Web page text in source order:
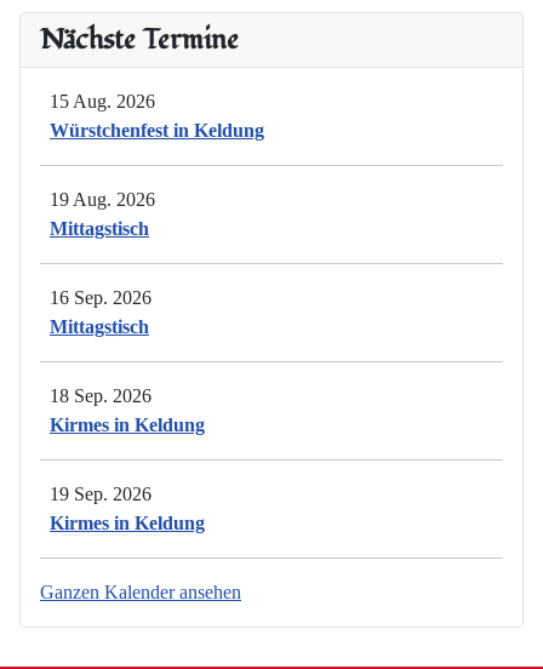
Nächste Termine
15 Aug. 2026
Würstchenfest in Keldung
19 Aug. 2026
Mittagstisch
16 Sep. 2026
Mittagstisch
18 Sep. 2026
Kirmes in Keldung
19 Sep. 2026
Kirmes in Keldung
Ganzen Kalender ansehen